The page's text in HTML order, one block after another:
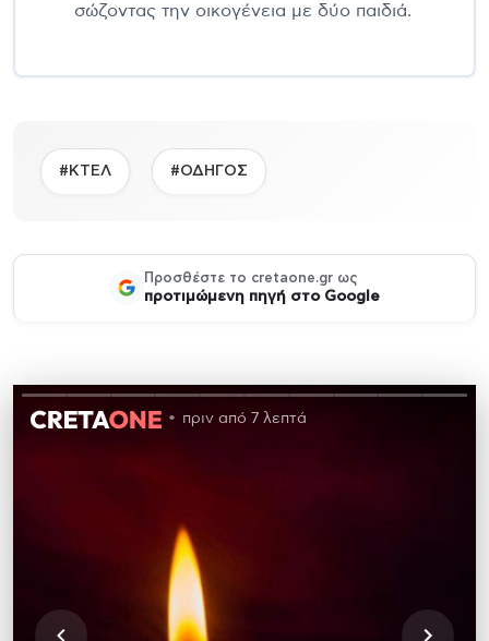
σώζοντας την οικογένεια με δύο παιδιά.
#ΚΤΕΛ #ΟΔΗΓΟΣ
Προσθέστε το cretaone.gr ως
προτιμώμενη πηγή στο Google
πριν από 7 λεπτά